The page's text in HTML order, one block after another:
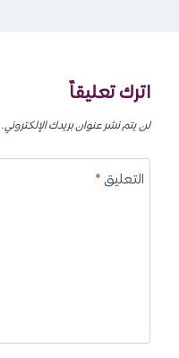
اترك تعليقاً
لن يتم نشر عنوان بريدك الإلكتروني.
التعليق*